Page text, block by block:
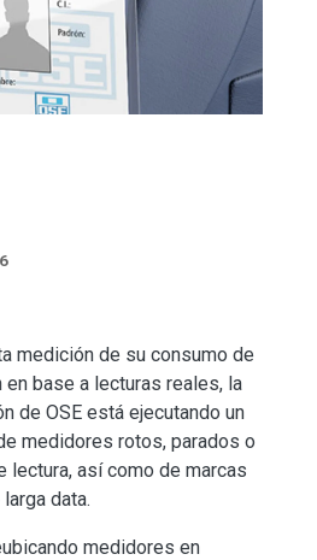
medición de su consumo de
en base a lecturas reales, la
de OSE está ejecutando un
medidores rotos, parados o
lectura, así como de marcas
data.
medidores en